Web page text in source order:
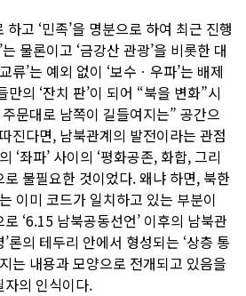
하고 ‘민족’을 명분으로 하여 최근 진행
물론이고 ‘금강산 관광’을 비롯한 대
류’는 예외 없이 ‘보수ㆍ우파’는 배제
만의 ‘잔치 판’이 되어 “북을 변화”시
문대로 남쪽이 길들여지는” 공간으
진다면, 남북관계의 발전이라는 관점
‘좌파’ 사이의 ‘평화공존, 화합, 그리
로 불필요한 것이었다. 왜냐 하면, 북한
이미 코드가 일치하고 있는 부분이
‘6.15 남북공동선언’ 이후의 남북관
론의 테두리 안에서 형성되는 ‘상층 통
는 내용과 모양으로 전개되고 있음을
의 인식이다.